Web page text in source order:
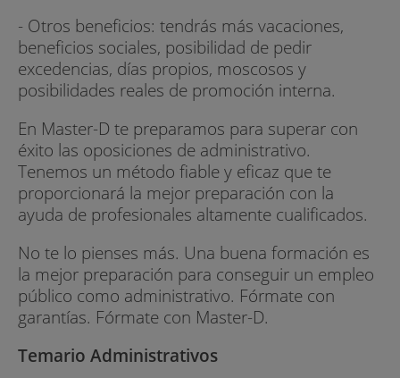
- Otros beneficios: tendrás más vacaciones,
beneficios sociales, posibilidad de pedir
excedencias, días propios, moscosos y
posibilidades reales de promoción interna.
En Master-D te preparamos para superar con
éxito las oposiciones de administrativo.
Tenemos un método fiable y eficaz que te
proporcionará la mejor preparación con la
ayuda de profesionales altamente cualificados.
No te lo pienses más. Una buena formación es
la mejor preparación para conseguir un empleo
público como administrativo. Fórmate con
garantías. Fórmate con Master-D.
Temario Administrativos